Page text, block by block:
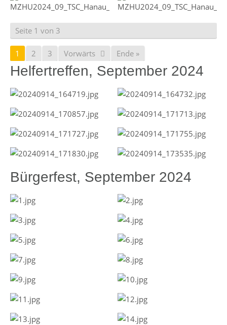
Seite 1 von 3
1 2 3 Vorwärts Ende »
Helfertreffen, September 2024
Bürgerfest, September 2024